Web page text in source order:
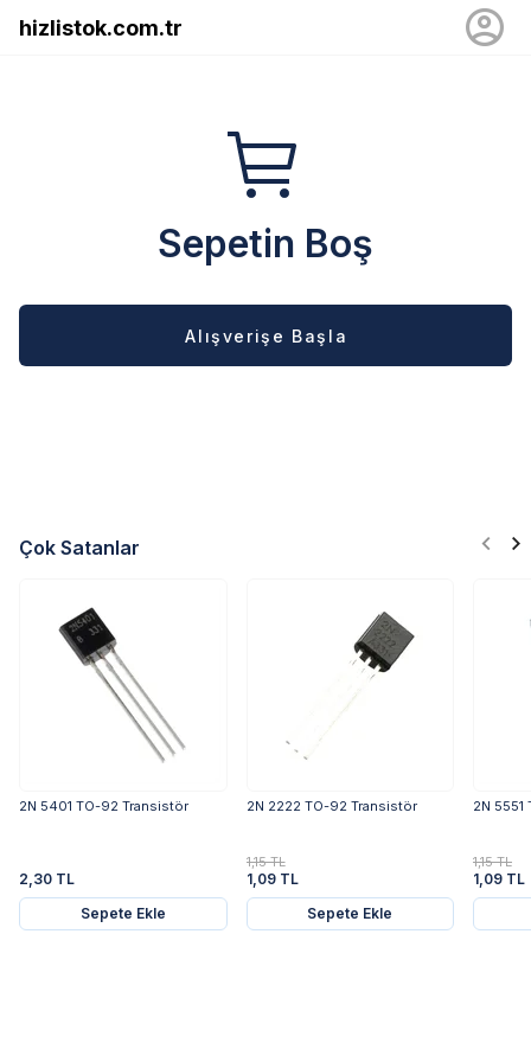
hizlistok.com.tr
Sepetin Boş
Alışverişe Başla
Çok Satanlar
2N 5401 TO-92 Transistör
2,30 TL
Sepete Ekle
2N 2222 TO-92 Transistör
1,15 TL
1,09 TL
Sepete Ekle
2N
1,15 TL
1,09 TL